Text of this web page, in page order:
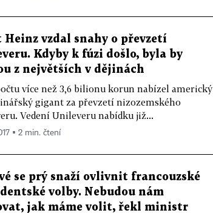
Heinz vzdal snahy o převzetí
Kdyby k fúzi došlo, byla by
z největších v dějinách
více než 3,6 bilionu korun nabízel americký
gigant za převzetí nizozemského
Vedení Unileveru nabídku již...
▪ 2 min. čtení
se prý snaží ovlivnit francouzské
volby. Nebudou nám
jak máme volit, řekl ministr